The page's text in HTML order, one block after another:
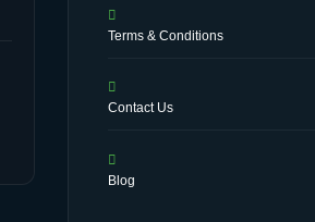
Terms & Conditions
Contact Us
Blog